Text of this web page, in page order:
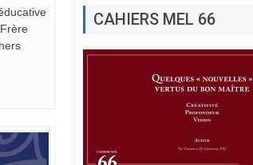
CAHIERS MEL 66